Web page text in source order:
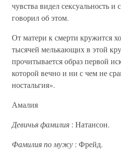
чувства видел сексуальность и
говорил об этом.
От матери к смерти кружится
тысячей мелькающих в этой
прочитывается образ первой
которой вечно и ни с чем не
ностальгия».
Амалия
Девичья фамилия : Натансон.
Фамилия по мужу : Фрейд.